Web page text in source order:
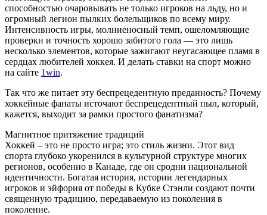
способностью очаровывать не только игроков на льду, но и
огромный легион пылких болельщиков по всему миру.
Интенсивность игры, молниеносный темп, ошеломляющие
проверки и точность хорошо забитого гола — это лишь
несколько элементов, которые зажигают неугасающее пламя в
сердцах любителей хоккея. И делать ставки на спорт можно
на сайте 1win.
Так что же питает эту беспрецедентную преданность? Почему
хоккейные фанаты источают беспрецедентный пыл, который,
кажется, выходит за рамки простого фанатизма?
Магнитное притяжение традиций
Хоккей – это не просто игра; это стиль жизни. Этот вид
спорта глубоко укоренился в культурной структуре многих
регионов, особенно в Канаде, где он сродни национальной
идентичности. Богатая история, истории легендарных
игроков и эйфория от победы в Кубке Стэнли создают почти
священную традицию, передаваемую из поколения в
поколение.